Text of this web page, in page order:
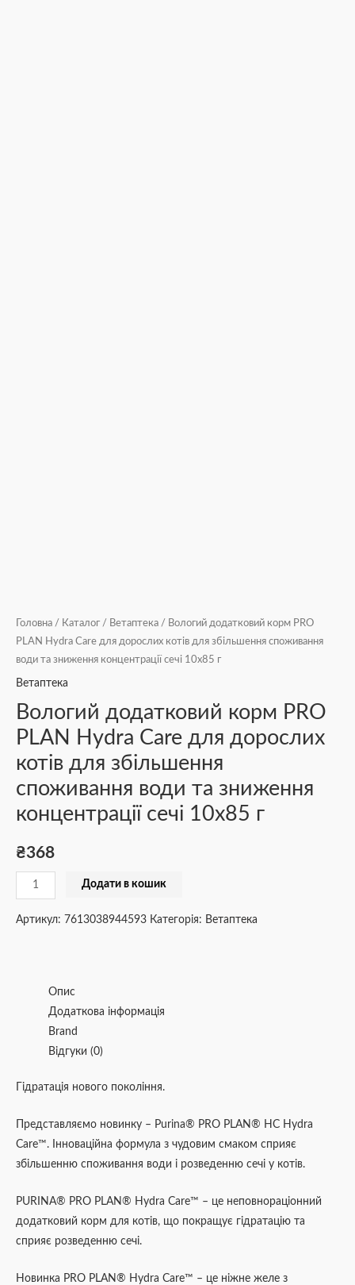
Головна / Каталог / Ветаптека / Вологий додатковий корм PRO
PLAN Hydra Care для дорослих котів для збільшення споживання
води та зниження концентрації сечі 10х85 г
Ветаптека
Вологий додатковий корм PRO
PLAN Hydra Care для дорослих
котів для збільшення
споживання води та зниження
концентрації сечі 10х85 г
₴368
Додати в кошик
Артикул: 7613038944593 Категорія: Ветаптека
Опис
Додаткова інформація
Brand
Відгуки (0)
Гідратація нового покоління.
Представляємо новинку – Purina® PRO PLAN® HC Hydra
Care™. Інноваційна формула з чудовим смаком сприяє
збільшенню споживання води і розведенню сечі у котів.
PURINA® PRO PLAN® Hydra Care™ – це неповнораціонний
додатковий корм для котів, що покращує гідратацію та
сприяє розведенню сечі.
Новинка PRO PLAN® Hydra Care™ – це ніжне желе з